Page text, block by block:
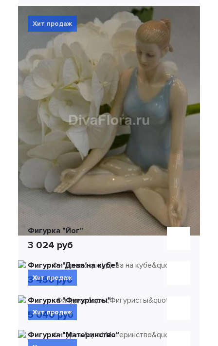
Хит продаж
Фигурка "Йог"
3 024 руб
Хит продаж
Фигурка "Дева на кубе"
3 456 руб
Хит продаж
Фигурка "Фигуристы"
5 040 руб
Фигурка "Материнство"